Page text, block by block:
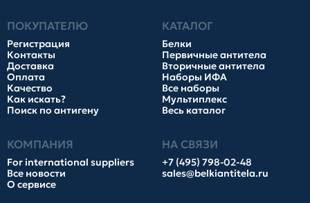
ПОКУПАТЕЛЮ
Регистрация
Контакты
Доставка
Оплата
Качество
Как искать?
Поиск по антигену
КАТАЛОГ
Белки
Первичные антитела
Вторичные антитела
Наборы ИФА
Все наборы
Мультиплекс
Весь каталог
КОМПАНИЯ
For international suppliers
Все новости
О сервисе
НА СВЯЗИ
+7 (495) 798-02-48
sales@belkiantitela.ru